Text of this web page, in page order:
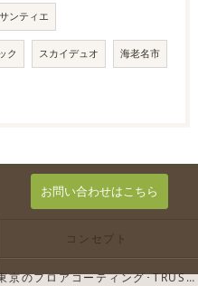
サンティエ
ク スカイデュオ 海老名市
お問い合わせはこちら
コンセプト
東京のフロアコーティング･TRUST-Dの評判